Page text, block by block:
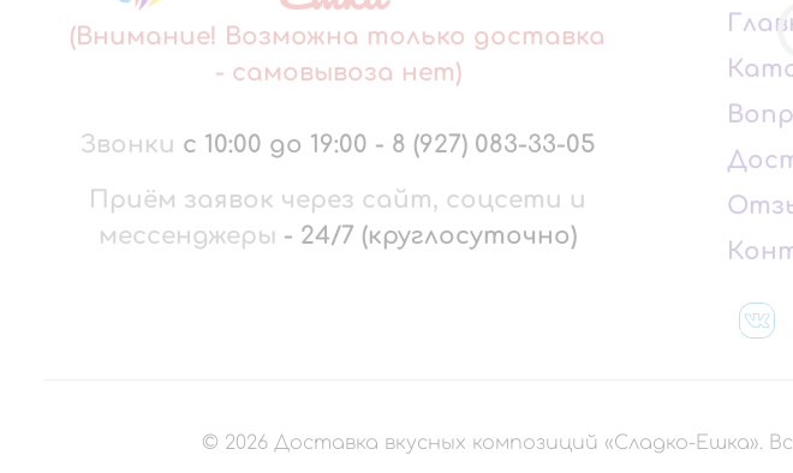
(Внимание! Возможна только доставка
- самовывоза нет)
Звонки с 10:00 до 19:00 - 8 (927) 083-33-05
Приём заявок через сайт, соцсети и
мессенджеры - 24/7 (круглосуточно)
© 2026Доставка вкусных композиций «Сладко-Ешка».